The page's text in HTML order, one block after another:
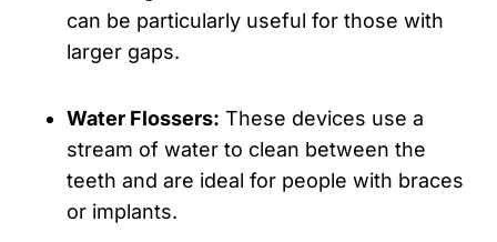
can be particularly useful for those with
larger gaps.
Water Flossers: These devices use a
stream of water to clean between the
teeth and are ideal for people with braces
or implants.